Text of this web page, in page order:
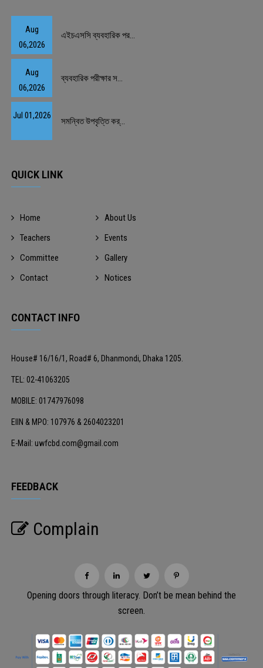
Aug
06,2026
এইচএসসি ব্যবহারিক পর...
Aug
06,2026
ব্যবহারিক পরীক্ষার স...
Jul 01,2026
সমন্বিত উপবৃত্তি কর্...
QUICK LINK
Home
About Us
Teachers
Events
Committee
Gallery
Contact
Notices
CONTACT INFO
House# 16/16/1, Road# 6, Dhanmondi, Dhaka 1205.
TEL: 02-41063205
MOBILE: 01747976098
EIIN & MPO: 107976 & 2604023201
E-Mail: uwfcbd.com@gmail.com
FEEDBACK
Complain
Opening doors through literacy. Don’t be mean behind the
screen.